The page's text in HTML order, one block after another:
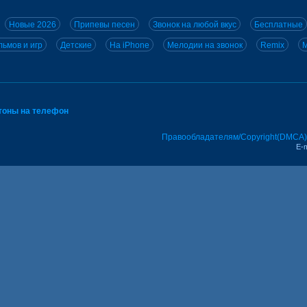
Новые 2026 Припевы песен Звонок на любой вкус Бесплатные
и игр Детские На iPhone Мелодии на звонок Remix
на телефон
Правообладателям/Copyright(DMCA)
E-